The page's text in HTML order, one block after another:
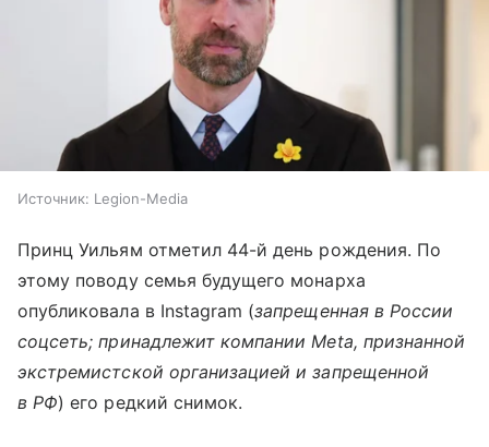
Источник: Legion-Media
Принц Уильям отметил 44-й день рождения. По
этому поводу семья будущего монарха
опубликовала в Instagram (запрещенная в России
соцсеть; принадлежит компании Meta, признанной
экстремистской организацией и запрещенной
в РФ) его редкий снимок.